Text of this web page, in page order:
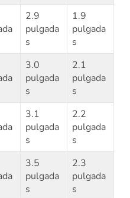
2.9
pulgada
s
1.9
pulgada
s
3.0
pulgada
s
2.1
pulgada
s
3.1
pulgada
s
2.2
pulgada
s
3.5
pulgada
s
2.3
pulgada
s